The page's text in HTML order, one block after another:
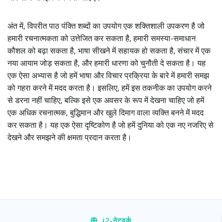
अंत में, विपरीत पाठ पंक्ति शब्दों का उपयोग एक शक्तिशाली उपकरण है जो
हमारी रचनात्मकता को उत्तेजित कर सकता है, हमारी समस्या-समाधान
कौशल को बढ़ा सकता है, भाषा सीखने में सहायक हो सकता है, संचार में एक
नया आयाम जोड़ सकता है, और हमारी धारणा को चुनौती दे सकता है। यह
एक ऐसा अभ्यास है जो हमें भाषा और विचार प्रक्रिया के बारे में हमारी समझ
को गहरा करने में मदद करता है। इसलिए, हमें इस तकनीक का उपयोग करने
से डरना नहीं चाहिए, बल्कि इसे एक अवसर के रूप में देखना चाहिए जो हमें
एक अधिक रचनात्मक, बुद्धिमान और खुले दिमाग वाला व्यक्ति बनने में मदद
कर सकता है। यह एक ऐसा दृष्टिकोण है जो हमें दुनिया को एक नए नजरिए से
देखने और समझने की क्षमता प्रदान करता है।